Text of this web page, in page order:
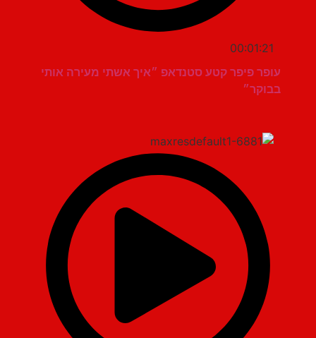
00:01:21
עופר פיפר קטע סטנדאפ ״איך אשתי מעירה אותי
בבוקר״